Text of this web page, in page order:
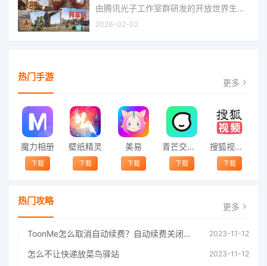
由腾讯光子工作室群研发的开放世界生存进化手游《失控进化》宣布，终极测试将于明日正式开启，目前测试资格预下
2026-02-02
热门手游 更多
魔力相册
下载
壁纸精灵
下载
美易
下载
青芒交友软件官方版2021 v1.3
下载
搜狐视频app免费送会员下载安装到手机 v8.8.5
下载
热门攻略 更多
ToonMe怎么取消自动续费？自动续费关闭方法 2023-11-12
怎么不让快递放菜鸟驿站 2023-11-12